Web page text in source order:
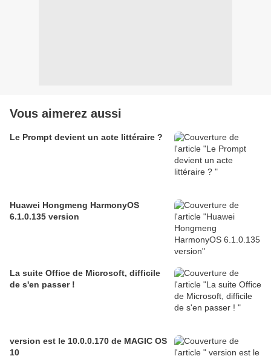
Vous aimerez aussi
Le Prompt devient un acte littéraire ?
Huawei Hongmeng HarmonyOS
6.1.0.135 version
La suite Office de Microsoft, difficile
de s'en passer !
version est le 10.0.0.170 de MAGIC OS
10